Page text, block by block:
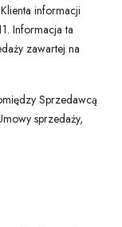
informacji
Informacja ta
zawartej na
Sprzedawcą
sprzedaży,